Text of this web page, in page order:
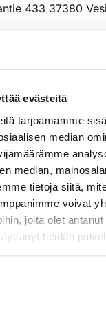
evästeitä
tarjoamamme
median
median,
tietoja siitä,
voivat
joita olet
heidän
433 37380
syyskuussa
seudun
Häme